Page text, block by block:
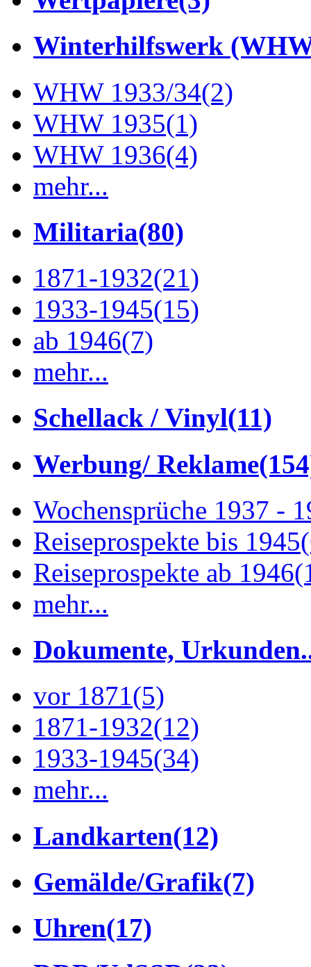
Winterhilfswerk
WHW 1933/34(2)
WHW 1935(1)
WHW 1936(4)
mehr...
Militaria(80)
1871-1932(21)
1933-1945(15)
ab 1946(7)
mehr...
Schellack / Vinyl(11)
Werbung/ Reklame
Wochensprüche 1937 -
Reiseprospekte bis 1945
Reiseprospekte ab 1946
mehr...
Dokumente,
vor 1871(5)
1871-1932(12)
1933-1945(34)
mehr...
Landkarten(12)
Gemälde/Grafik(7)
Uhren(17)